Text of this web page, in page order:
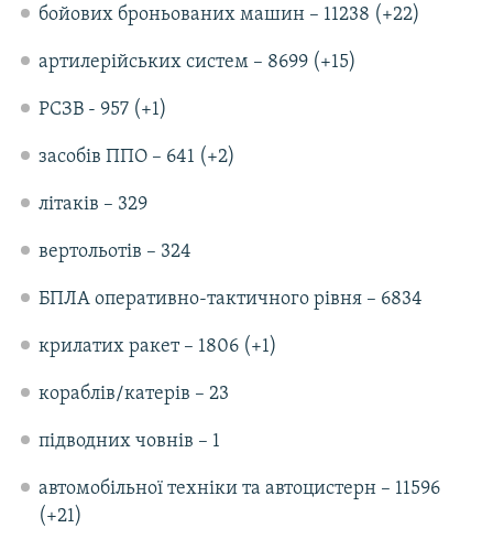
Усі сайти RFE/RL
бойових броньованих машин – 11238 (+22)
артилерійських систем – 8699 (+15)
РСЗВ - 957 (+1)
засобів ППО – 641 (+2)
літаків – 329
вертольотів – 324
БПЛА оперативно-тактичного рівня – 6834
крилатих ракет – 1806 (+1)
кораблів/катерів – 23
підводних човнів – 1
автомобільної техніки та автоцистерн – 11596
(+21)